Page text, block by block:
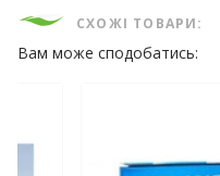
СХОЖІ ТОВАРИ:
Вам може сподобатись: